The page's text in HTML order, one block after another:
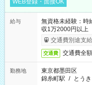
WEB登録・面接OK
給与
無資格未経験：
収1万2000円以上
交通費別途支
交通費 交通費全
勤務地
東京都墨田区
錦糸町駅 / とう